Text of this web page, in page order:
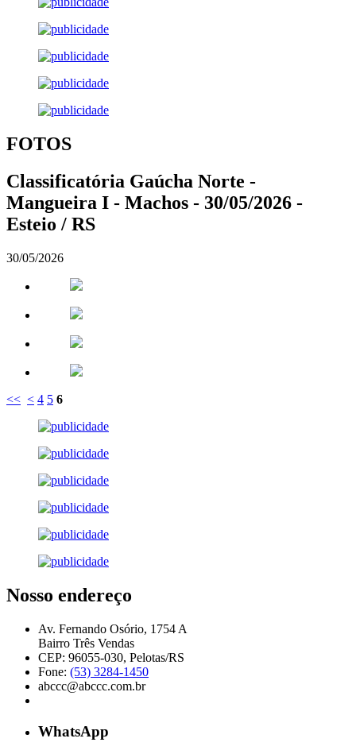
FOTOS
Classificatória Gaúcha Norte -
Mangueira I - Machos - 30/05/2026 -
Esteio / RS
30/05/2026
<< < 4 5 6
Nosso endereço
Av. Fernando Osório, 1754 A
Bairro Três Vendas
CEP: 96055-030, Pelotas/RS
Fone: (53) 3284-1450
abccc@abccc.com.br
WhatsApp